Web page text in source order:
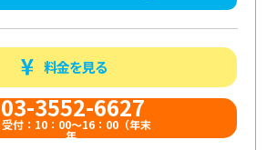
料金を見る
03-3552-6627
受付：10：00～16：00（年末
年...